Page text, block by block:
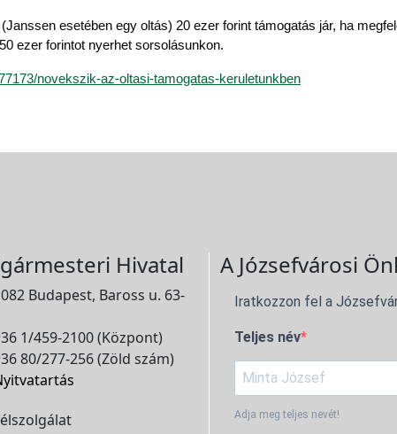
esetében egy oltás) 20 ezer forint támogatás jár, ha
ezer forintot nyerhet sorsolásunkon.
novekszik-az-oltasi-tamogatas-keruletunkben
Hivatal
Budapest, Baross u. 63-
1/459-2100 (Központ)
80/277-256 (Zöld szám)
A Józsefvárosi
Iratkozzon fel a
Teljes név
Adja meg teljes nevét!